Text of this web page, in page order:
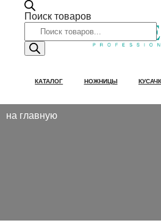
Поиск товаров
КАТАЛОГ НОЖНИЦЫ
на главную